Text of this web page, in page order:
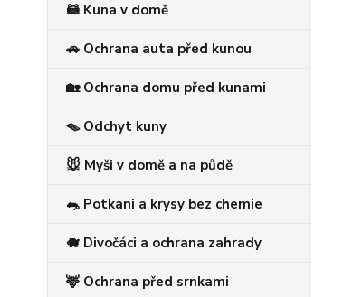
🦝 Kuna v domě
🚗 Ochrana auta před kunou
🏡 Ochrana domu před kunami
🪤 Odchyt kuny
🐭 Myši v domě a na půdě
🐀 Potkani a krysy bez chemie
🐗 Divočáci a ochrana zahrady
🦌 Ochrana před srnkami